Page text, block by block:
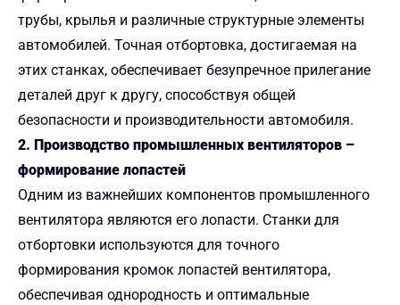
трубы, крылья и различные структурные элементы
автомобилей. Точная отбортовка, достигаемая на
этих станках, обеспечивает безупречное прилегание
деталей друг к другу, способствуя общей
безопасности и производительности автомобиля.
2. Производство промышленных вентиляторов –
формирование лопастей
Одним из важнейших компонентов промышленного
вентилятора являются его лопасти. Станки для
отбортовки используются для точного
формирования кромок лопастей вентилятора,
обеспечивая однородность и оптимальные